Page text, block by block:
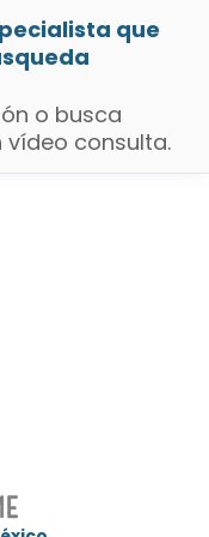
que
o busca
consulta.